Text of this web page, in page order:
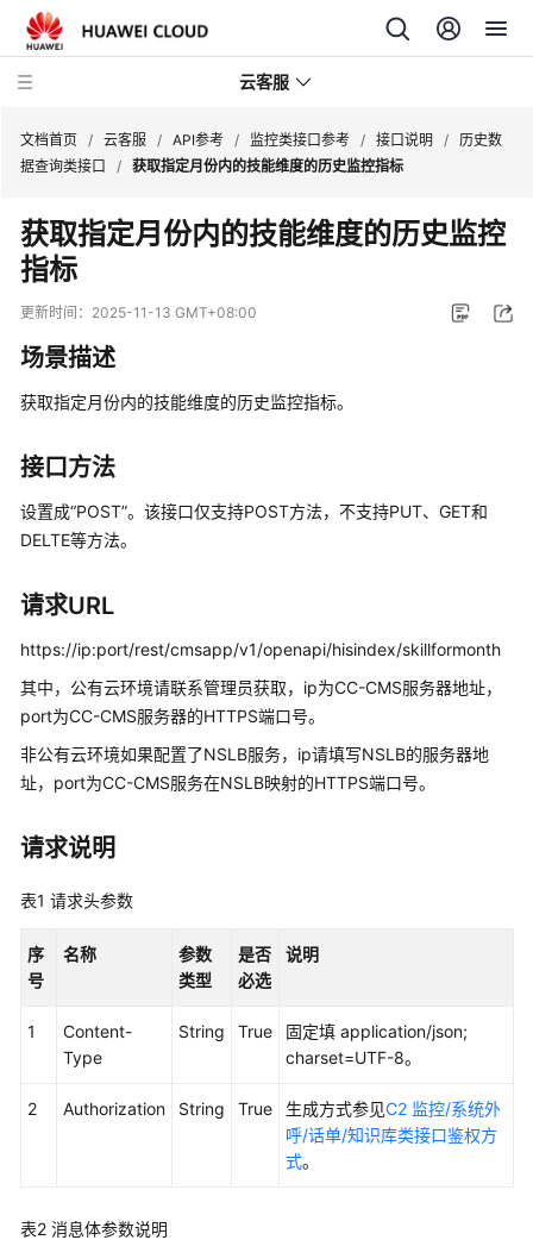
云客服
品
介
快
速
入
用
户
指
价
明
开
参
鉴
权
式
配
文档首页 / 云客服 / API参考 / 监控类接口参考 / 接口说明 / 历史数
据查询类接口
/ 获取指定月份内的技能维度的历史监控指标
获取指定月份内的技能维度的历史监控
指标
更新时间： 2025-11-13 GMT+08:00
场景描述
获取指定月份内的技能维度的历史监控指标。
接口方法
设置成“POST”。该接口仅支持POST方法，不支持PUT、GET和
DELTE等方法。
请求URL
https://ip:port/rest/cmsapp/v1/openapi/hisindex/skillformonth
其中，公有云环境请联系管理员获取，ip为CC-CMS服务器地址，
port为CC-CMS服务器的HTTPS端口号。
非公有云环境如果配置了NSLB服务，ip请填写NSLB的服务器地
址，port为CC-CMS服务在NSLB映射的HTTPS端口号。
请求说明
表1 请求头参数
序
号
名称
参数
类型
是否
必选
说明
1
Content-
Type
String True
固定填 application/json;
charset=UTF-8。
2 Authorization String True 生成方式参见C2 监控/系统外
呼/话单/知识库类接口鉴权方
式。
表2 消息体参数说明